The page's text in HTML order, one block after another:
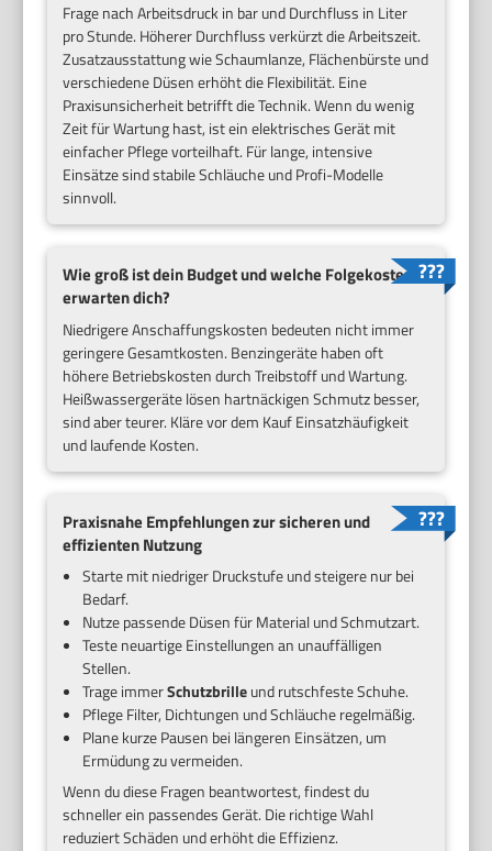
Frage nach Arbeitsdruck in bar und Durchfluss in Liter
pro Stunde. Höherer Durchfluss verkürzt die Arbeitszeit.
Zusatzausstattung wie Schaumlanze, Flächenbürste und
verschiedene Düsen erhöht die Flexibilität. Eine
Praxisunsicherheit betrifft die Technik. Wenn du wenig
Zeit für Wartung hast, ist ein elektrisches Gerät mit
einfacher Pflege vorteilhaft. Für lange, intensive
Einsätze sind stabile Schläuche und Profi-Modelle
sinnvoll.
Wie groß ist dein Budget und welche Folgekosten
erwarten dich?
Niedrigere Anschaffungskosten bedeuten nicht immer
geringere Gesamtkosten. Benzingeräte haben oft
höhere Betriebskosten durch Treibstoff und Wartung.
Heißwassergeräte lösen hartnäckigen Schmutz besser,
sind aber teurer. Kläre vor dem Kauf Einsatzhäufigkeit
und laufende Kosten.
Praxisnahe Empfehlungen zur sicheren und
effizienten Nutzung
Starte mit niedriger Druckstufe und steigere nur bei
Bedarf.
Nutze passende Düsen für Material und Schmutzart.
Teste neuartige Einstellungen an unauffälligen
Stellen.
Trage immerSchutzbrilleund rutschfeste Schuhe.
Pflege Filter, Dichtungen und Schläuche regelmäßig.
Plane kurze Pausen bei längeren Einsätzen, um
Ermüdung zu vermeiden.
Wenn du diese Fragen beantwortest, findest du
schneller ein passendes Gerät. Die richtige Wahl
reduziert Schäden und erhöht die Effizienz.